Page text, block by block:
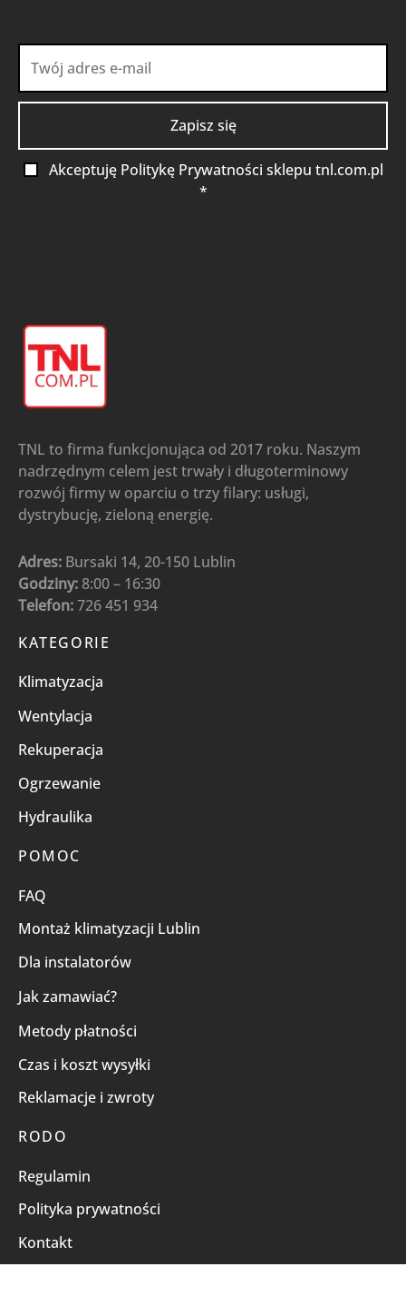
Akceptuję Politykę Prywatności sklepu tnl.com.pl
*
TNL to firma funkcjonująca od 2017 roku. Naszym
nadrzędnym celem jest trwały i długoterminowy
rozwój firmy w oparciu o trzy filary: usługi,
dystrybucję, zieloną energię.
Adres: Bursaki 14, 20-150 Lublin
Godziny: 8:00 – 16:30
Telefon:726 451 934
KATEGORIE
Klimatyzacja
Wentylacja
Rekuperacja
Ogrzewanie
Hydraulika
POMOC
FAQ
Montaż klimatyzacji Lublin
Dla instalatorów
Jak zamawiać?
Metody płatności
Czas i koszt wysyłki
Reklamacje i zwroty
RODO
Regulamin
Polityka prywatności
Kontakt